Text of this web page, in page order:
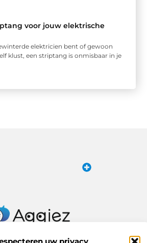
voor jouw elektrische
elektricien bent of gewoon
klust, een striptang is onmisbaar in je